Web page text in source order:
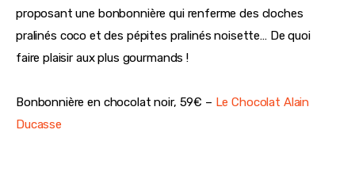
proposant une bonbonnière qui renferme des cloches
pralinés coco et des pépites pralinés noisette… De quoi
faire plaisir aux plus gourmands !
Bonbonnière en chocolat noir, 59€ – Le Chocolat Alain
Ducasse